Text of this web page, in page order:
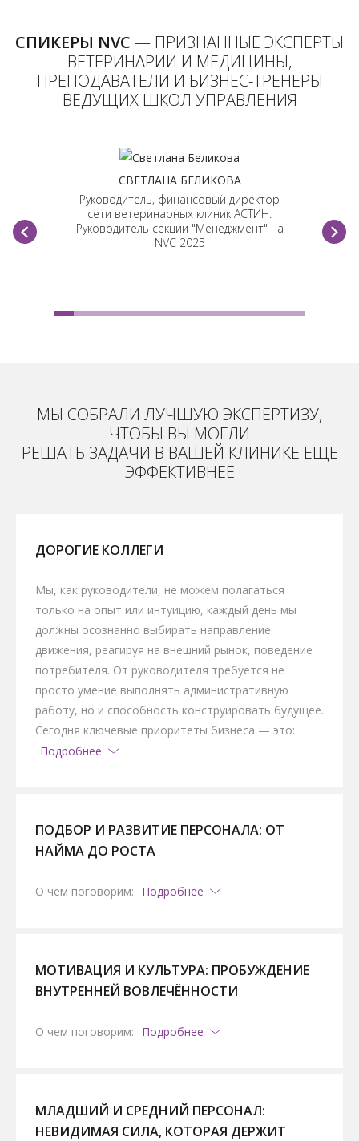
СПИКЕРЫ NVC — ПРИЗНАННЫЕ ЭКСПЕРТЫ
ВЕТЕРИНАРИИ И МЕДИЦИНЫ,
ПРЕПОДАВАТЕЛИ И БИЗНЕС-ТРЕНЕРЫ
ВЕДУЩИХ ШКОЛ УПРАВЛЕНИЯ
СВЕТЛАНА БЕЛИКОВА
Руководитель, финансовый директор
сети ветеринарных клиник АСТИН.
Руководитель секции "Менеджмент" на
NVC 2025
МЫ СОБРАЛИ ЛУЧШУЮ ЭКСПЕРТИЗУ,
ЧТОБЫ ВЫ МОГЛИ
РЕШАТЬ ЗАДАЧИ В ВАШЕЙ КЛИНИКЕ ЕЩЕ
ЭФФЕКТИВНЕЕ
ДОРОГИЕ КОЛЛЕГИ
Мы, как руководители, не можем полагаться
только на опыт или интуицию, каждый день мы
должны осознанно выбирать направление
движения, реагируя на внешний рынок, поведение
потребителя. От руководителя требуется не
просто умение выполнять административную
работу, но и способность конструировать будущее.
Сегодня ключевые приоритеты бизнеса — это:
Подробнее
ПОДБОР И РАЗВИТИЕ ПЕРСОНАЛА: ОТ
НАЙМА ДО РОСТА
О чем поговорим: Подробнее
МОТИВАЦИЯ И КУЛЬТУРА: ПРОБУЖДЕНИЕ
ВНУТРЕННЕЙ ВОВЛЕЧЁННОСТИ
О чем поговорим: Подробнее
МЛАДШИЙ И СРЕДНИЙ ПЕРСОНАЛ:
НЕВИДИМАЯ СИЛА, КОТОРАЯ ДЕРЖИТ